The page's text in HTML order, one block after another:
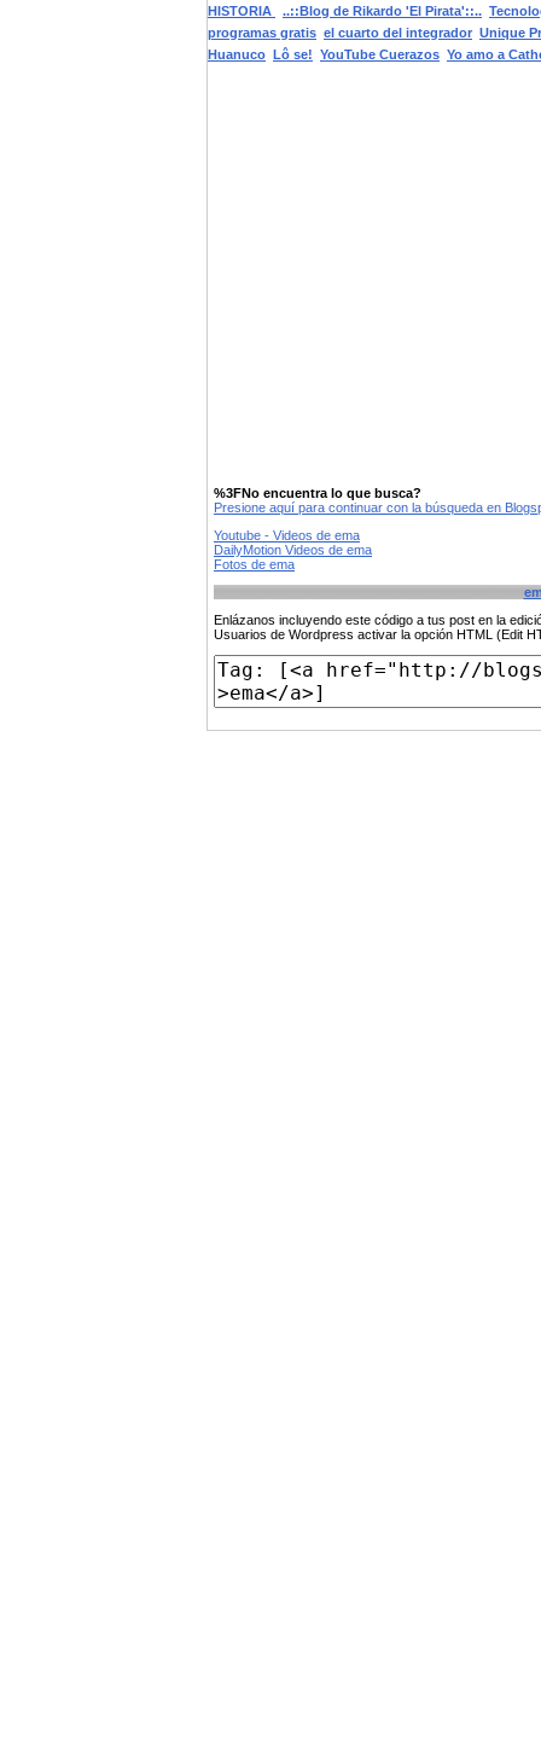
HISTORIA
..::Blog de Rikardo 'El Pirata'::..
programas gratis el cuarto del integrador Unique
Huanuco Lô se! YouTube Cuerazos Yo amo a
%3FNo encuentra lo que busca?
Presione aquí para continuar con la búsqueda en
Youtube - Videos de ema
DailyMotion Videos de ema
Fotos de ema
Enlázanos incluyendo este código a tus post en la
Usuarios de Wordpress activar la opción HTML (Edit